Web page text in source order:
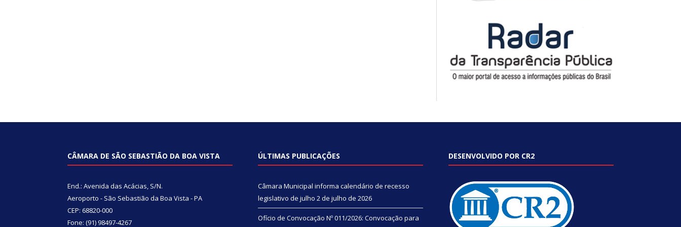
CÂMARA DE SÃO SEBASTIÃO DA BOA VISTA
End.: Avenida das Acácias, S/N.
Aeroporto - São Sebastião da Boa Vista - PA
CEP: 68820-000
Fone: (91) 98497-4267
ÚLTIMAS PUBLICAÇÕES
Câmara Municipal informa calendário de recesso
legislativo de julho 2 de julho de 2026
Ofício de Convocação Nº 011/2026: Convocação para
DESENVOLVIDO POR CR2